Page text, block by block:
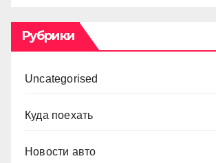
Рубрики
Uncategorised
Куда поехать
Новости авто